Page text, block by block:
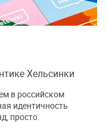
Хельсинки
в российском
идентичность
просто.